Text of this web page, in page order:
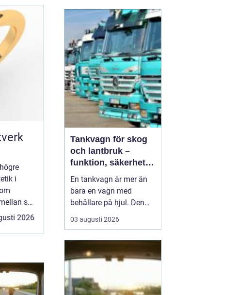
i
sol
2026
förlossningsförberedelse
och tiden efter att barnet
är fött. För må...
Tankvagn för skog
och lantbruk –
funktion, säkerhet
och smarta val
En tankvagn är mer än
bara en vagn med
behållare på hjul. Den
blir snabbt en
nyckelresurs i vardagen
skog, lantbruk och
entreprenadarbeten. När
eller andra vä...
03 augusti 2026